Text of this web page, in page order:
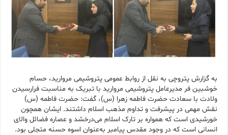
به گزارش پتروچی به نقل از روابط عمومی پتروشیمی مروارید، حسام
خوشبین فر مدیرعامل پتروشیمی مروارید با تبریک به مناسبت فرارسیدن
ولادت با سعادت حضرت فاطمه زهرا (س)، گفت: حضرت فاطمه (س)
نقش مهمی در پیشرفت و تداوم مذهب اسلام داشتند. ایشان همچون
خورشیدی است که همواره بر تارک اسلام می‌درخشد و عصاره‌ فضائل والای
انسانی است که در وجود مقدس پیامبر به‌عنوان اسوه حسنه متجلی بود.